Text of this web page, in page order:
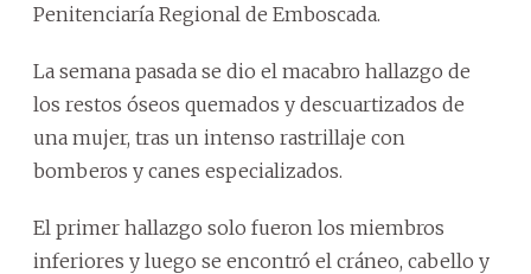
Penitenciaría Regional de Emboscada.
La semana pasada se dio el macabro hallazgo de
los restos óseos quemados y descuartizados de
una mujer, tras un intenso rastrillaje con
bomberos y canes especializados.
El primer hallazgo solo fueron los miembros
inferiores y luego se encontró el cráneo, cabello y